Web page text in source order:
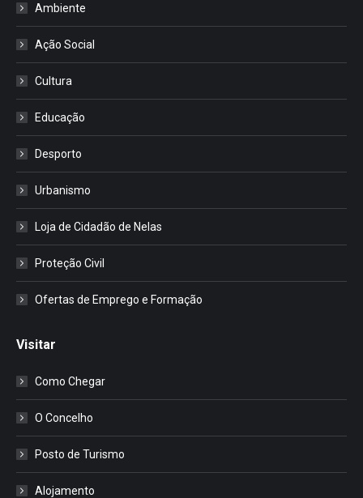
Ambiente
Ação Social
Cultura
Educação
Desporto
Urbanismo
Loja de Cidadão de Nelas
Proteção Civil
Ofertas de Emprego e Formação
Visitar
Como Chegar
O Concelho
Posto de Turismo
Alojamento